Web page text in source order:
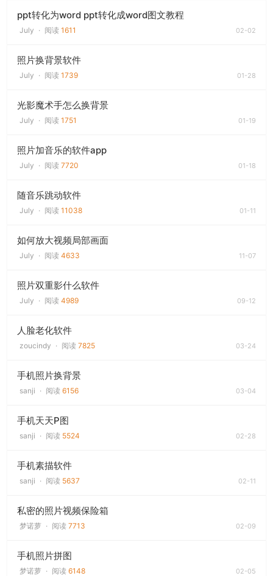
ppt转化为word ppt转化成word图文教程
July · 阅读 1611 02-02
照片换背景软件
July · 阅读 1739 01-28
光影魔术手怎么换背景
July · 阅读 1751 01-19
照片加音乐的软件app
July · 阅读 7720 01-18
随音乐跳动软件
July · 阅读 11038 01-11
如何放大视频局部画面
July · 阅读 4633 11-07
照片双重影什么软件
July · 阅读 4989 09-12
人脸老化软件
zoucindy · 阅读 7825 03-24
手机照片换背景
sanji · 阅读 6156 03-04
手机天天P图
sanji · 阅读 5524 02-28
手机素描软件
sanji · 阅读 5637 02-11
私密的照片视频保险箱
梦诺萝 · 阅读 7713 02-09
手机照片拼图
梦诺萝 · 阅读 6148 02-05